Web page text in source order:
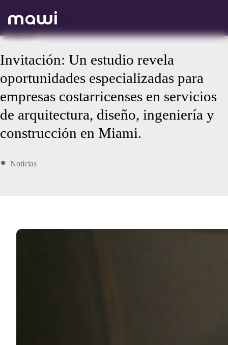
Volver atrás
29 Jun 2023
Invitación: Un estudio revela
oportunidades especializadas para
empresas costarricenses en servicios
de arquitectura, diseño, ingeniería y
construcción en Miami.
Noticias